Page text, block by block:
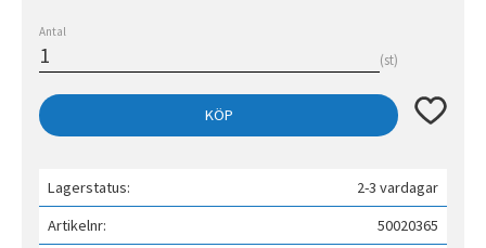
Antal
st
KÖP Lägg till
Lagerstatus
2-3 vardagar
Artikelnr
50020365